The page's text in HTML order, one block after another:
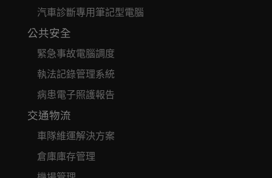
汽車診斷專用筆記型電腦
公共安全
緊急事故電腦調度
執法記錄管理系統
病患電子照護報告
交通物流
車隊維運解決方案
倉庫庫存管理